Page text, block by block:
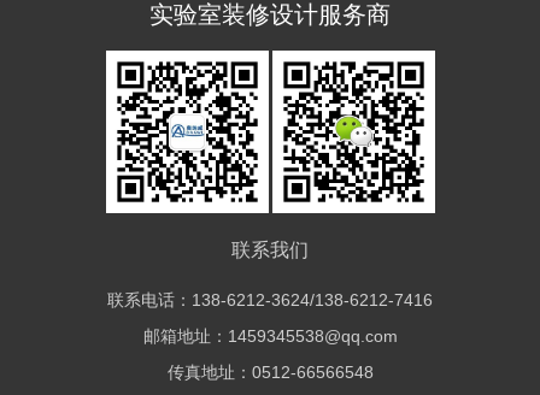
实验室装修设计服务商
联系我们
联系电话：138-6212-3624/138-6212-7416
邮箱地址：1459345538@qq.com
传真地址：0512-66566548